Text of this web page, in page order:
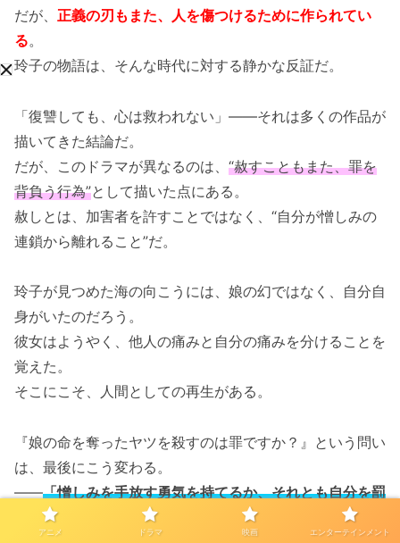
だが、 正義の刃もまた、人を傷つけるために作られてい
る。
玲子の物語は、そんな時代に対する静かな反証だ。
「復讐しても、心は救われない」――それは多くの作品が
描いてきた結論だ。
だが、このドラマが異なるのは、 “赦すこともまた、罪を
背負う行為”として描いた点にある。
赦しとは、加害者を許すことではなく、“自分が憎しみの
連鎖から離れること”だ。
玲子が見つめた海の向こうには、娘の幻ではなく、自分自
身がいたのだろう。
彼女はようやく、他人の痛みと自分の痛みを分けることを
覚えた。
そこにこそ、人間としての再生がある。
『娘の命を奪ったヤツを殺すのは罪ですか？』という問い
は、最後にこう変わる。
――「憎しみを手放す勇気を持てるか、それとも自分を罰
し続けるか」
アニメ ドラマ 映画 エンターテインメント